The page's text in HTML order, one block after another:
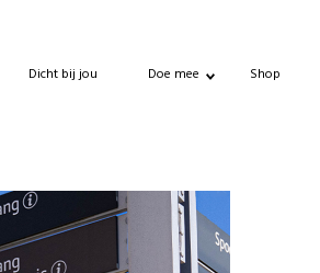
Dicht bij jou Doe mee Shop